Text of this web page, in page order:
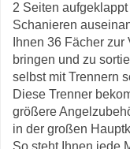
2 Seiten
Schanieren
Ihnen 36 Fächer
bringen und zu
selbst mit Trennern
Diese Trenner
größere
in der großen
So steht Ihnen jede